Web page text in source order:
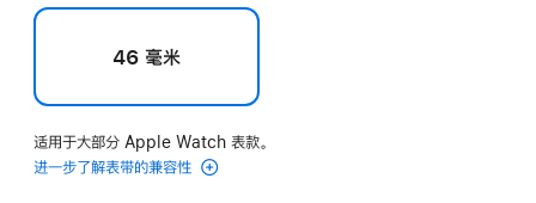
46 毫米
适用于大部分 Apple Watch 表款。
进一步了解表带的兼容性